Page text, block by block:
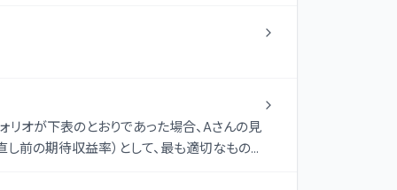
リオが下表のとおりであった場合、Aさんの見
前の期待収益率）として、最も適切なもの